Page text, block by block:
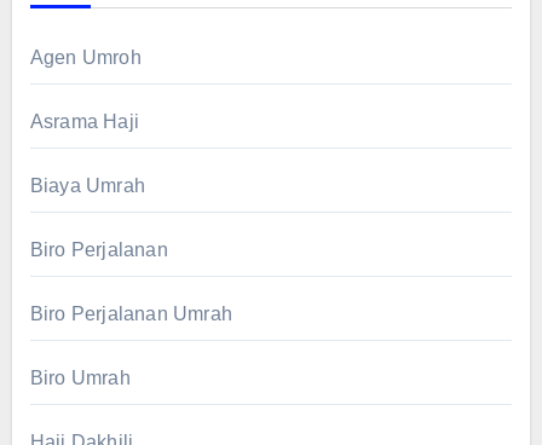
Agen Umroh
Asrama Haji
Biaya Umrah
Biro Perjalanan
Biro Perjalanan Umrah
Biro Umrah